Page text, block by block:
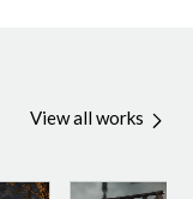
View all works